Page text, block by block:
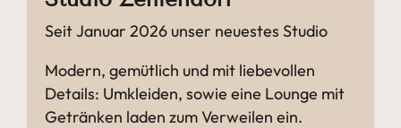
Seit Januar 2026 unser neuestes Studio
Modern, gemütlich und mit liebevollen
Details: Umkleiden, sowie eine Lounge mit
Getränken laden zum Verweilen ein.